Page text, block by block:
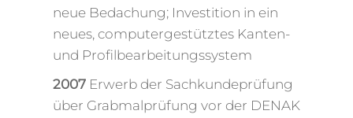
neue Bedachung; Investition in ein
neues, computergestütztes Kanten-
und Profilbearbeitungssystem
2007Erwerb der Sachkundeprüfung
über Grabmalprüfung vor der DENAK